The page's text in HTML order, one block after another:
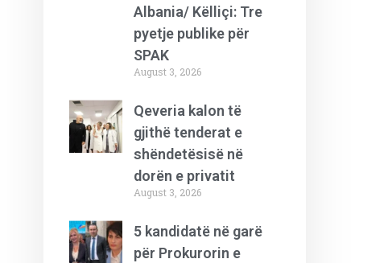
Albania/ Këlliçi: Tre
pyetje publike për
SPAK
August 3, 2026
Qeveria kalon të
gjithë tenderat e
shëndetësisë në
dorën e privatit
August 3, 2026
5 kandidatë në garë
për Prokurorin e